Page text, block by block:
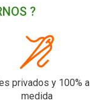
?
privados y 100% a
medida